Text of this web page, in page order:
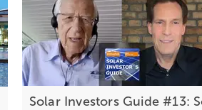
Solar Investors Guide #13: